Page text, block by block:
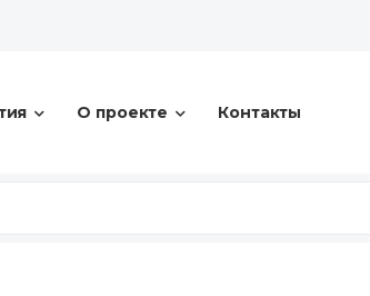
О проекте Контакты